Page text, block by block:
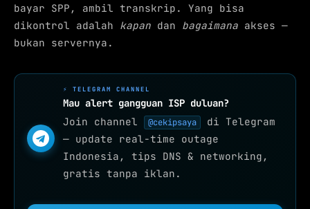
bayar SPP, ambil transkrip. Yang bisa
dikontrol adalah kapan dan bagaimana akses —
bukan servernya.
⚡ TELEGRAM CHANNEL
Mau alert gangguan ISP duluan?
Join channel @cekipsaya
di Telegram
— update real-time outage
Indonesia, tips DNS & networking,
gratis tanpa iklan.